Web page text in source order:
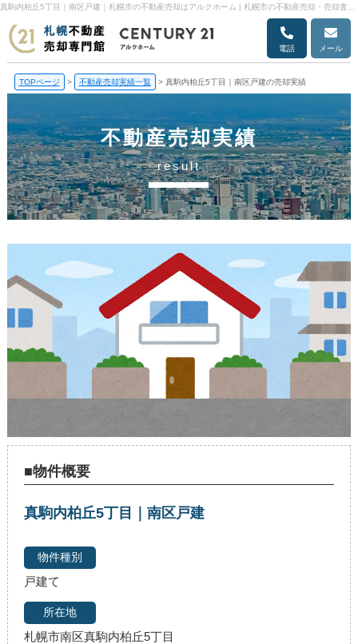
電話 メール
TOPページ > 不動産売却実績一覧 > 真駒内柏丘5丁目｜南区戸建の売却実績
不動産売却実績
result
■物件概要
真駒内柏丘5丁目｜南区戸建
戸建て
札幌市南区真駒内柏丘5丁目